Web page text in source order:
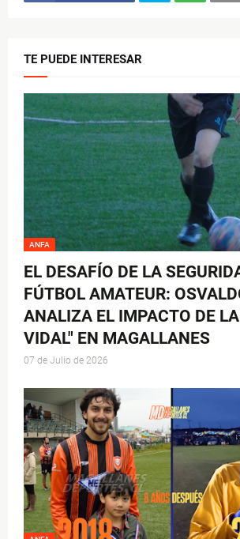
TE PUEDE INTERESAR
ANFA
EL DESAFÍO DE LA
FÚTBOL AMATEUR:
ANALIZA EL IMPACTO DE
VIDAL" EN MAGALLANES
07 de Julio de 2026